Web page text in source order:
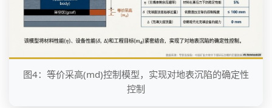
图4：等价采高(md)控制模型，实现对地表沉陷的确定性
控制